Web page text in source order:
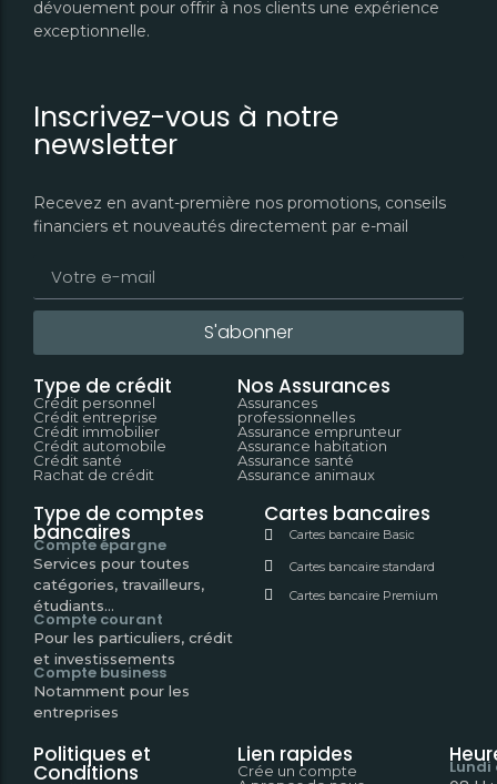
Cartes Standard
Crédit personnel
Crédit Immobilier
Crédit Automobile
Crédit Santé
Urgent
Cartes Standard
Crédit personnel
Crédit Immobilier
Crédit Automobile
Crédit Santé
Urgent
dévouement pour offrir à nos clients une expérience
exceptionnelle.
Inscrivez-vous à notre
newsletter
Recevez en avant-première nos promotions, conseils
financiers et nouveautés directement par e-mail
S'abonner
Type de crédit
Crédit personnel
Crédit entreprise
Crédit immobilier
Crédit automobile
Crédit santé
Rachat de crédit
Nos Assurances
Assurances
professionnelles
Assurance emprunteur
Assurance habitation
Assurance santé
Assurance animaux
Type de comptes
bancaires
Compte épargne
Services pour toutes
catégories, travailleurs,
étudiants...
Compte courant
Pour les particuliers, crédit
et investissements
Compte business
Notamment pour les
entreprises
Cartes bancaires
Cartes bancaire Basic
Cartes bancaire standard
Cartes bancaire Premium
Politiques et
Conditions
Lien rapides
Crée un compte
Lundi